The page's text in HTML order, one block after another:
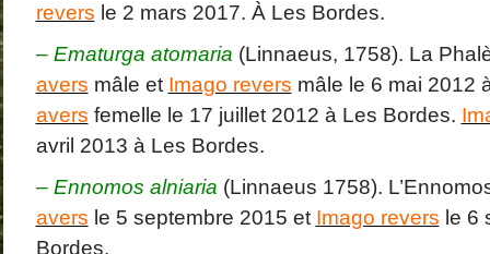
revers le 2 mars 2017. À Les Bordes.
– Ematurga atomaria (Linnaeus, 1758). La
avers mâle et Imago revers mâle le 6 mai 2012
avers femelle le 17 juillet 2012 à Les Bordes.
avril 2013 à Les Bordes.
– Ennomos alniaria (Linnaeus 1758).
avers le 5 septembre 2015 et Imago revers le 6
Bordes.